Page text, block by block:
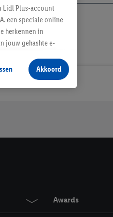
Awards
Lidl Plus-account
een speciale online
herkennen in
jouw gehashte e-
producten waarin je
te plaatsen
jouw gehashte e-
kunnen worden
vergelijkbare
in te
Akkoord